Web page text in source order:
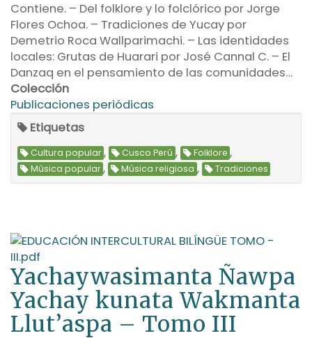
Contiene. – Del folklore y lo folclórico por Jorge
Flores Ochoa. – Tradiciones de Yucay por
Demetrio Roca Wallparimachi. – Las identidades
locales: Grutas de Huarari por José Cannal C. – El
Danzaq en el pensamiento de las comunidades…
Colección
Publicaciones periódicas
Etiquetas
Cultura popular , Cusco Perú , Folklore ,
Música popular , Música religiosa , Tradiciones
Yachaywasimanta Ñawpa
Yachay kunata Wakmanta
Llut’aspa – Tomo III